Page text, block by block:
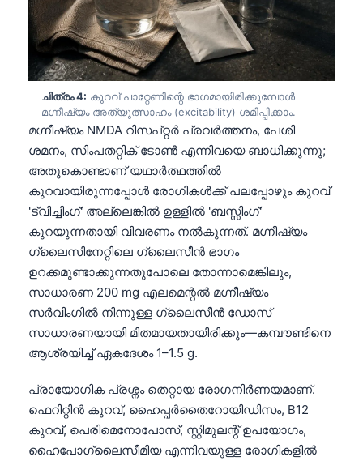
ചിത്രം 4: കുറവ് പാറ്റേണിന്റെ ഭാഗമായിരിക്കുമ്പോൾ
മഗ്നീഷ്യം അത്യുത്സാഹം (excitability) ശമിപ്പിക്കാം.
മഗ്നീഷ്യം NMDA റിസപ്റ്റർ പ്രവർത്തനം, പേശി
ശമനം, സിംപതറ്റിക് ടോൺ എന്നിവയെ ബാധിക്കുന്നു;
അതുകൊണ്ടാണ് യഥാർത്ഥത്തിൽ
കുറവായിരുന്നപ്പോൾ രോഗികൾക്ക് പലപ്പോഴും കുറവ്
'ട്വിച്ചിംഗ്' അല്ലെങ്കിൽ ഉള്ളിൽ 'ബസ്സിംഗ്'
കുറയുന്നതായി വിവരണം നൽകുന്നത്. മഗ്നീഷ്യം
ഗ്ലൈസിനേറ്റിലെ ഗ്ലൈസീൻ ഭാഗം
ഉറക്കമുണ്ടാക്കുന്നതുപോലെ തോന്നാമെങ്കിലും,
സാധാരണ 200 mg എലമെന്റൽ മഗ്നീഷ്യം
സർവിംഗിൽ നിന്നുള്ള ഗ്ലൈസീൻ ഡോസ്
സാധാരണയായി മിതമായതായിരിക്കും—കമ്പൗണ്ടിനെ
ആശ്രയിച്ച് ഏകദേശം 1–1.5 g.
പ്രായോഗിക പ്രശ്നം തെറ്റായ രോഗനിർണയമാണ്.
ഫെറിറ്റിൻ കുറവ്, ഹൈപ്പർതൈറോയിഡിസം, B12
കുറവ്, പെരിമെനോപോസ്, സ്റ്റിമുലന്റ് ഉപയോഗം,
ഹൈപോഗ്ലൈസീമിയ എന്നിവയുള്ള രോഗികളിൽ